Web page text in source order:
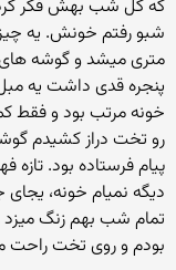
که کل شب بهش فکر
شبو رفتم خونش. یه
متری میشد و گوشه
پنجره قدی داشت یه
خونه مرتب بود و فقط
رو تخت دراز کشیدم
پیام فرستاده بود.
دیگه نمیام خونه،
تمام شب بهم زنگ میزد
بودم و روی تخت راحت